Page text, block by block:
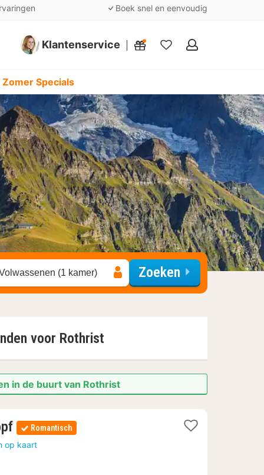
Boek snel en eenvoudig
Klantenservice
Mijn
Specials
(1 kamer) Zoeken
voor Rothrist
in de buurt van Rothrist
1
nacht
vanaf
Romantisch
op kaart